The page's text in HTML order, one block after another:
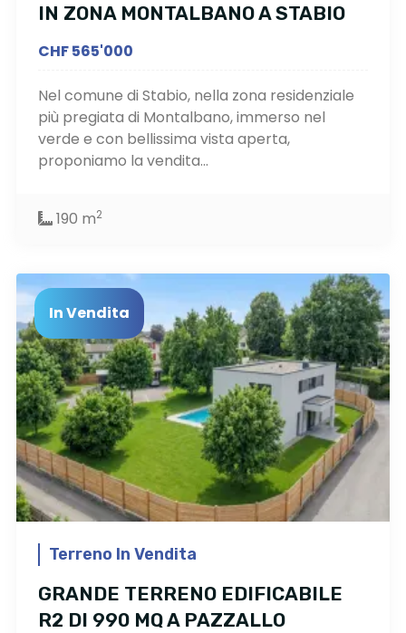
IN ZONA MONTALBANO A STABIO
CHF 565'000
Nel comune di Stabio, nella zona residenziale
più pregiata di Montalbano, immerso nel
verde e con bellissima vista aperta,
proponiamo la vendita...
190 m2
In Vendita
Terreno In Vendita
GRANDE TERRENO EDIFICABILE
R2 DI 990 MQ A PAZZALLO